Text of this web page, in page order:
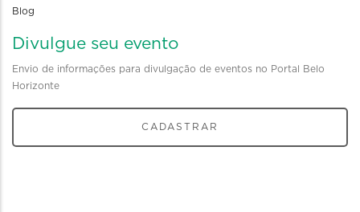
Blog
Divulgue seu evento
Envio de informações para divulgação de eventos no Portal Belo
Horizonte
CADASTRAR